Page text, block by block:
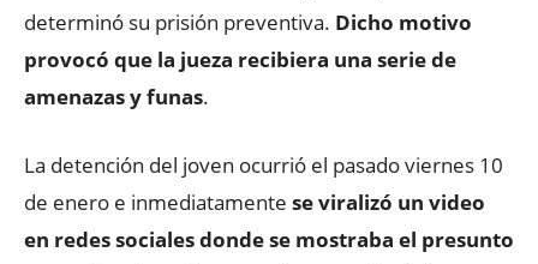
determinó su prisión preventiva. Dicho motivo
provocó que la jueza recibiera una serie de
amenazas y funas.
La detención del joven ocurrió el pasado viernes 10
de enero e inmediatamente se viralizó un video
en redes sociales donde se mostraba el presunto